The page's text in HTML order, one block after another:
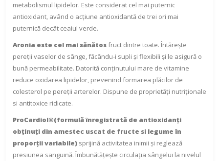
metabolismul lipidelor. Este considerat cel mai puternic
antioxidant, având o acțiune antioxidantă de trei ori mai
puternică decât ceaiul verde.
Aronia este cel mai sănătosfruct dintre toate. Întărește
pereții vaselor de sânge, făcându-i supli și flexibili și le asigură o
bună permeabilitate. Datorită conținutului mare de vitamine
reduce oxidarea lipidelor, prevenind formarea plăcilor de
colesterol pe pereții arterelor. Dispune de proprietăți nutriționale
si antitoxice ridicate.
ProCardiol®(formulă înregistrată de antioxidanți
obținuți din amestec uscat de fructe si legume în
proporții variabile) sprijină activitatea inimii și reglează
presiunea sanguină. Îmbunătățește circulația sângelui la nivelul